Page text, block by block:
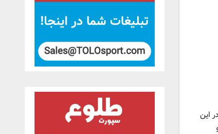
این